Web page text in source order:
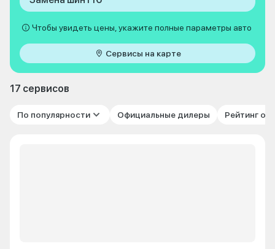
Чтобы увидеть цены, укажите полные параметры авто
Сервисы на карте
17 сервисов
По популярности Официальные дилеры Рейтинг